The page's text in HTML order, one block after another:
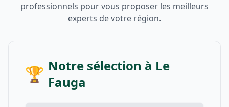
professionnels pour vous proposer les meilleurs
experts de votre région.
🏆 Notre sélection à Le
Fauga